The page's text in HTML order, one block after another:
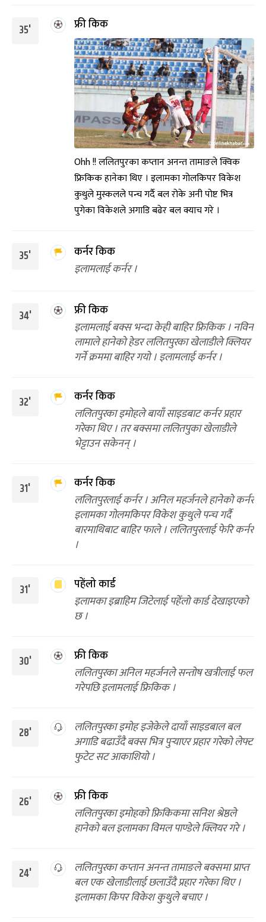
35' फ्री किक
Ohh !! ललितपुरका कप्तान अनन्त तामाङले क्विक
फ्रिकिक हानेका थिए । इलामका गोलकिपर विकेश
कुथुले मुस्कलले पन्च गर्दै बल रोके अनी पोष्ट भित्र
पुगेका विकेशले अगाडि बढेर बल क्याच गरे ।
35'
कर्नर किक
इलामलाई कर्नर ।
34'
फ्री किक
इलामलाई बक्स भन्दा केही बाहिर फ्रिकिक । नविन
लामाले हानेको हेडर ललितपुरका खेलाडीले क्लियर
गर्ने क्रममा बाहिर गयो । इलामलाई कर्नर ।
32'
कर्नर किक
ललितपुरका इमोहले बायाँ साइडबाट कर्नर प्रहार
गरेका थिए । तर बक्समा ललितपुका खेलाडीले
भेट्टाउन सकेनन् ।
31'
कर्नर किक
ललितपुरलाई कर्नर । अनिल महर्जनले हानेको कर्नर
इलामका गोलमकिपर विकेश कुथुले पन्च गर्दै
बारमाथिबाट बाहिर फाले । ललितपुरलाई फेरि कर्नर
।
31'
पहेंलो कार्ड
इलामका इब्राहिम जिटेलाई पहेँलो कार्ड देखाइएको
छ ।
30'
फ्री किक
ललितपुरका अनिल महर्जनले सन्तोष खत्रीलाई फल
गरेपछि इलामलाई फ्रिकिक ।
28'
ललितपुरका इमोह इजेकेले दायाँ साइडबाल बल
अगाडि बढाउँदै बक्स भित्र पुर्‍याएर प्रहार गरेको लेफ्ट
फुटेट सट आकाशियो ।
26'
फ्री किक
ललितपुरका इमोहको फ्रिकिकमा सनिश श्रेष्ठले
हानेको बल इलामका विमल पाण्डेले क्लियर गरे ।
24'
ललितपुरका कप्तान अनन्त तामाङले बक्समा प्राप्त
बल एक खेलाडीलाई छलाउँदै प्रहार गरेका थिए ।
इलामका किपर विकेश कुथुले बचाए ।